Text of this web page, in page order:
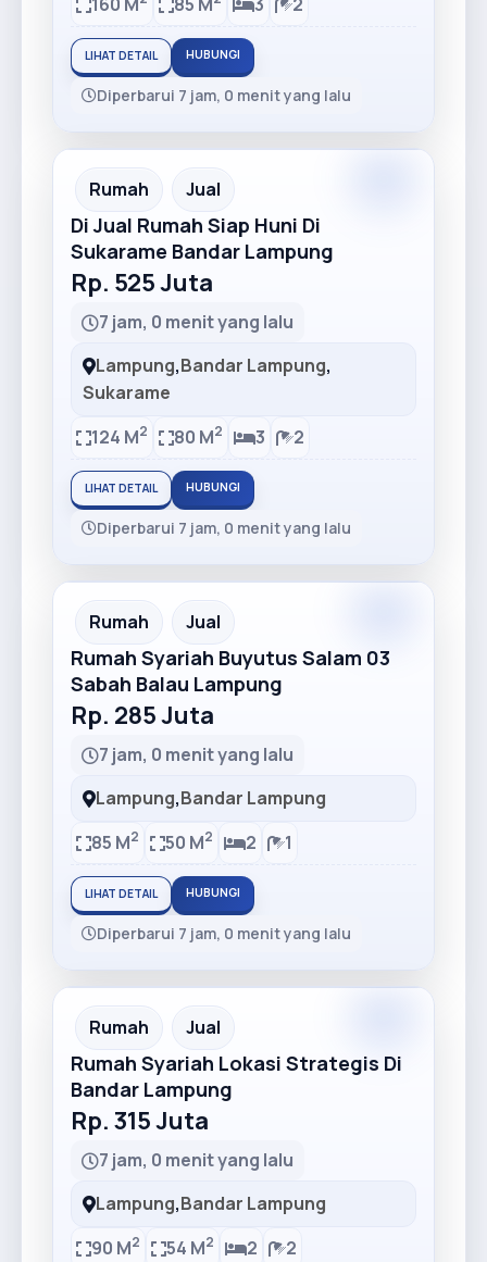
LIHAT DETAIL HUBUNGI
Diperbarui 7 jam, 0 menit yang lalu
Recommended
Rumah Jual
Di Jual Rumah Siap Huni Di
Sukarame Bandar Lampung
Rp. 525 Juta
7 jam, 0 menit yang lalu
Lampung,Bandar Lampung,
Sukarame
124 M2 80 M2 3 2
LIHAT DETAIL HUBUNGI
Diperbarui 7 jam, 0 menit yang lalu
Recommended
Rumah Jual
Rumah Syariah Buyutus Salam 03
Sabah Balau Lampung
Rp. 285 Juta
7 jam, 0 menit yang lalu
Lampung,Bandar Lampung
85 M2 50 M2 2 1
LIHAT DETAIL HUBUNGI
Diperbarui 7 jam, 0 menit yang lalu
Recommended
Rumah Jual
Rumah Syariah Lokasi Strategis Di
Bandar Lampung
Rp. 315 Juta
7 jam, 0 menit yang lalu
Lampung,Bandar Lampung
90 M2 54 M2 2 2